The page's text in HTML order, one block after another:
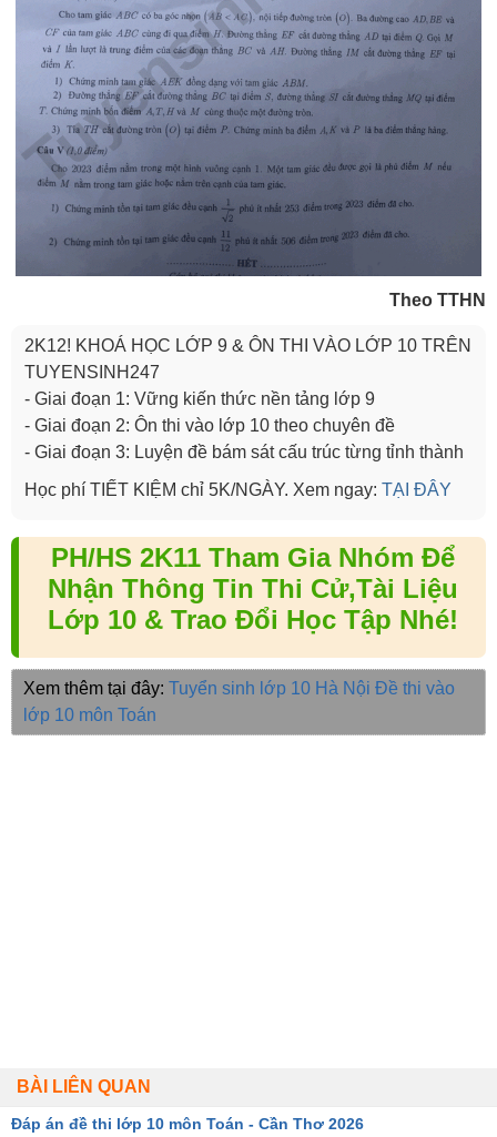
Theo TTHN
2K12! KHOÁ HỌC LỚP 9 & ÔN THI VÀO LỚP 10 TRÊN
TUYENSINH247
- Giai đoạn 1: Vững kiến thức nền tảng lớp 9
- Giai đoạn 2: Ôn thi vào lớp 10 theo chuyên đề
- Giai đoạn 3: Luyện đề bám sát cấu trúc từng tỉnh thành
Học phí TIẾT KIỆM chỉ 5K/NGÀY. Xem ngay: TẠI ĐÂY
PH/HS 2K11 Tham Gia Nhóm Để
Nhận Thông Tin Thi Cử,Tài Liệu
Lớp 10 & Trao Đổi Học Tập Nhé!
Xem thêm tại đây: Tuyển sinh lớp 10 Hà Nội Đề thi vào
lớp 10 môn Toán
BÀI LIÊN QUAN
Đáp án đề thi lớp 10 môn Toán - Cần Thơ 2026